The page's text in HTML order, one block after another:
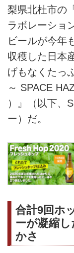
梨県北杜市の
ラボレーショ
ビールが今年
収穫した日本
げもなくたっ
～ SPACE
）』（以下、
ー）だ。
合計9回ホ
ーが凝縮
かさ